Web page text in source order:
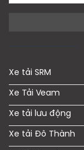
Xe tải SRM
Xe Tải Veam
Xe tải lưu động
Xe tải Đô Thành